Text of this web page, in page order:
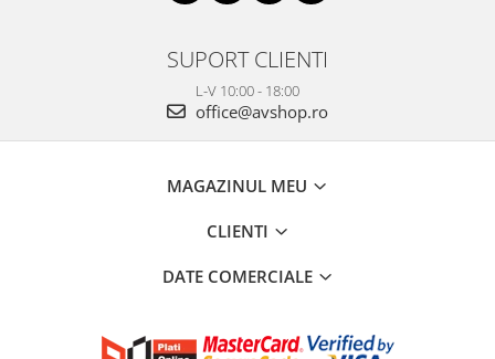
SUPORT CLIENTI
L-V 10:00 - 18:00
office@avshop.ro
MAGAZINUL MEU
CLIENTI
DATE COMERCIALE